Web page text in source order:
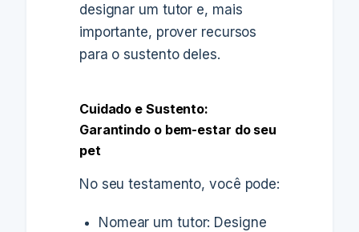
designar um tutor e, mais
importante, prover recursos
para o sustento deles.
Cuidado e Sustento:
Garantindo o bem-estar do seu
pet
No seu testamento, você pode:
Nomear um tutor: Designe